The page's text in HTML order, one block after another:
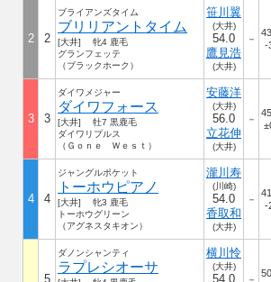
2 2
ブライアンズタイム
ブリリアントタイム
[大井] 牝4 鹿毛
グランフェッテ
（ブラックホーク）
笹川翼
(大井)
54.0
鷹見浩
(大井)
－
-
3 3
ダイワメジャー
ダイワフォース
[大井] 牡7 黒鹿毛
ダイワリプルス
（Ｇｏｎｅ Ｗｅｓｔ）
安藤洋
(大井)
56.0
立花伸
(大井)
－
4 4
ジャングルポケット
トーホウピアノ
[大井] 牝3 鹿毛
トーホウグリーン
（アグネスタキオン）
瀧川寿
(川崎)
54.0
香取和
(大井)
－
-
5
ダノンシャンティ
ラプレシオーサ
横川怜
(大井)
54.0
－